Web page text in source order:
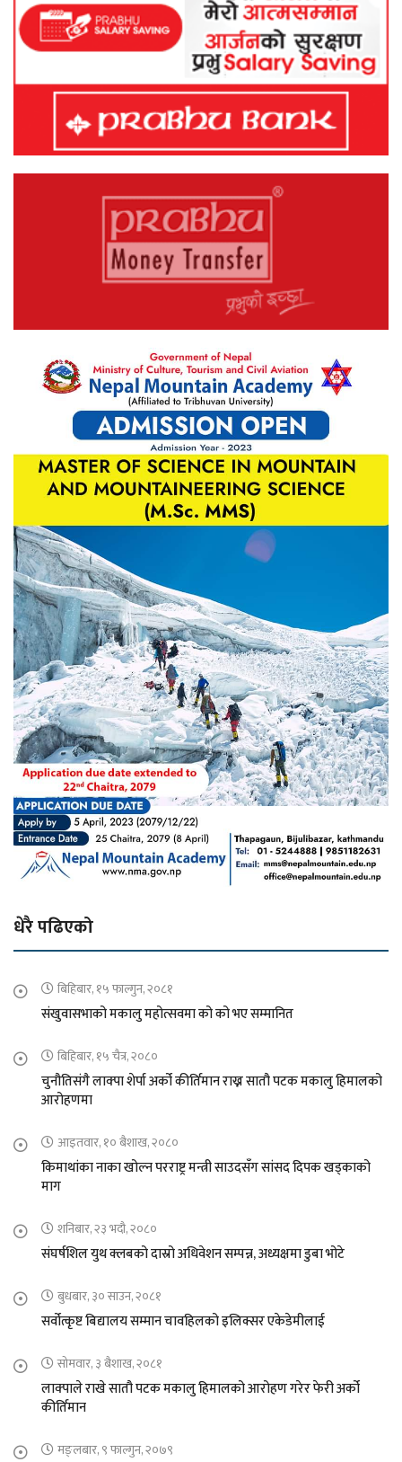
धेरै पढिएको
बिहिबार, १५ फाल्गुन, २०८१
संखुवासभाको मकालु महोत्सवमा को को भए सम्मानित
बिहिबार, १५ चैत्र, २०८०
चुनौतिसंगै लाक्पा शेर्पा अर्को कीर्तिमान राख्न सातौ पटक मकालु हिमालको
आरोहणमा
आइतवार, १० बैशाख, २०८०
किमाथांका नाका खोल्न परराष्ट्र मन्त्री साउदसँग सांसद दिपक खड्काको
माग
शनिबार, २३ भदौ, २०८०
संघर्षशिल युथ क्लबको दास्रो अधिवेशन सम्पन्न, अध्यक्षमा डुबा भोटे
बुधबार, ३० साउन, २०८१
सर्वोत्कृष्ट बिद्यालय सम्मान चावहिलको इलिक्सर एकेडेमीलाई
सोमवार, ३ बैशाख, २०८१
लाक्पाले राखे सातौ पटक मकालु हिमालको आरोहण गरेर फेरी अर्को
कीर्तिमान
मङ्लबार, ९ फाल्गुन, २०७९